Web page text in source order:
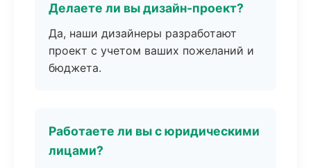
Делаете ли вы дизайн-проект?
Да, наши дизайнеры разработают
проект с учетом ваших пожеланий и
бюджета.
Работаете ли вы с юридическими
лицами?